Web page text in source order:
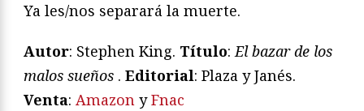
Ya les/nos separará la muerte.
Autor: Stephen King. Título:El bazar de los
malos sueños . Editorial: Plaza y Janés.
Venta: Amazon yFnac